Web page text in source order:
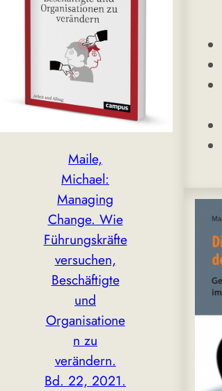
Maile,
Michael:
Managing
Change. Wie
Führungskräfte
versuchen,
Beschäftigte
und
Organisatione
n zu
verändern.
Bd. 22, 2021.